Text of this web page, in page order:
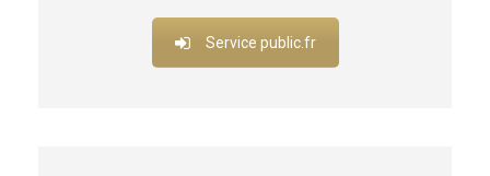
Service public.fr